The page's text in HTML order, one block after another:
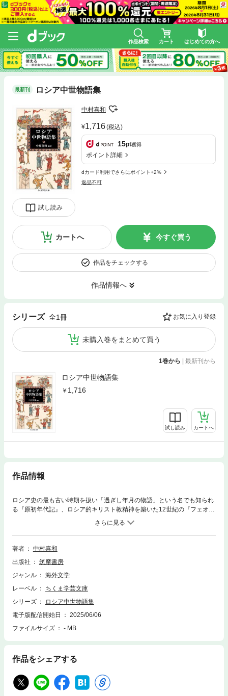
作品検索 カート はじめての方へ
最新刊 ロシア中世物語集
試し読み
中村喜和
1,716(税込)
15pt獲得
ポイント詳細
dカード利用でさらにポイント+2%
返品不可
カートへ 今すぐ買う
作品をチェックする
作品情報へ
シリーズ 全1冊 お気に入り登録
未購入巻をまとめて買う
1巻から | 最新刊から
ロシア中世物語集
1,716
試し読み カートへ
作品情報
ロシア史の最も古い時期を扱い「過ぎし年月の物語」という名でも知られ
る『原初年代記』、ロシア的キリスト教精神を築いた12世紀の『フェオド
ーシイ聖人伝』、『ニーベルンゲンの歌』などと並び称される傑作『イー
ゴリ軍記』など、名高いロシアの中世物語を集成。11世紀からピョートル
1世登場前夜の17世紀末までの作品を、文学的な見地から幅広く編纂した
ものとして類がない。各作品解説に加え、ロシア中世文学の表現上の特徴
るロシア中世文学を知るための、色褪せない物語集。
著者
中村喜和
出版社
筑摩書房
ジャンル
海外文学
レーベル
ちくま学芸文庫
シリーズ
ロシア中世物語集
電子版配信開始日
2025/06/06
ファイルサイズ
- MB
作品をシェアする